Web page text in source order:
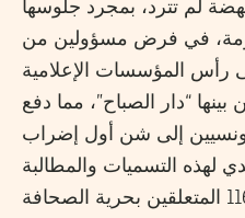
لم تترد، بمجرد جلوسها
في فرض مسؤولين من
رأس المؤسسات الإعلامية
“دار الصباح”، مما دفع
إلى شن أول إضراب
لهذه التسميات والمطالبة
بتطبيق المرسومين 115 و116 المتعلقين بحرية الصحافة